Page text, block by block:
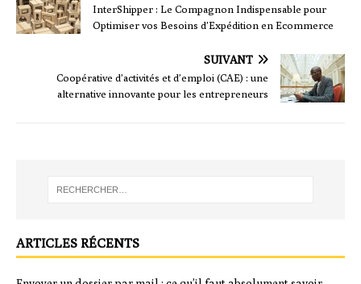
InterShipper : Le Compagnon Indispensable pour
Optimiser vos Besoins d’Expédition en Ecommerce
SUIVANT
Coopérative d’activités et d’emploi (CAE) : une
alternative innovante pour les entrepreneurs
ARTICLES RÉCENTS